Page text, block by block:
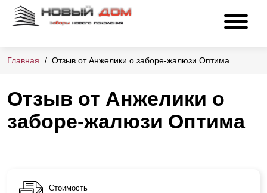
Главная Отзыв от Анжелики о заборе-жалюзи Оптима
Отзыв от Анжелики о
заборе-жалюзи Оптима
Стоимость